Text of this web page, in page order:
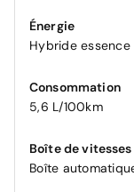
Énergie
Hybride essence
Consommation
5,6 L/100km
Boîte de vitesses
Boîte